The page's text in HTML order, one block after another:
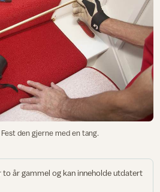
den gjerne med en tang.
to år gammel og kan inneholde utdatert